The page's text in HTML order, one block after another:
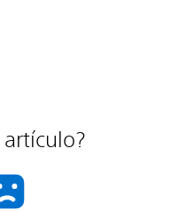
artículo?